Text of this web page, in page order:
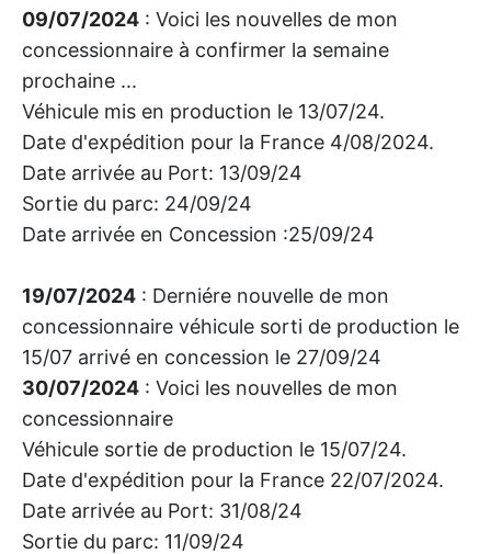
09/07/2024 : Voici les nouvelles de mon
concessionnaire à confirmer la semaine
prochaine ...
Véhicule mis en production le 13/07/24.
Date d'expédition pour la France 4/08/2024.
Date arrivée au Port: 13/09/24
Sortie du parc: 24/09/24
Date arrivée en Concession :25/09/24
19/07/2024 : Derniére nouvelle de mon
concessionnaire véhicule sorti de production le
15/07 arrivé en concession le 27/09/24
30/07/2024 : Voici les nouvelles de mon
concessionnaire
Véhicule sortie de production le 15/07/24.
Date d'expédition pour la France 22/07/2024.
Date arrivée au Port: 31/08/24
Sortie du parc: 11/09/24